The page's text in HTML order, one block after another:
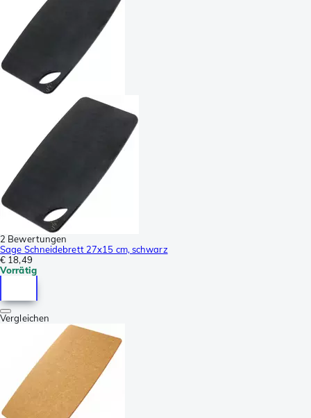
2 Bewertungen
Sage Schneidebrett 27x15 cm, schwarz
€ 18,49
Vorrätig
Vergleichen